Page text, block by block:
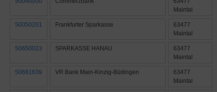
Maintal
50050201 Frankfurter Sparkasse
63477
Maintal
50650023 SPARKASSE HANAU
63477
Maintal
50661639 VR Bank Main-Kinzig-Büdingen
63477
Maintal